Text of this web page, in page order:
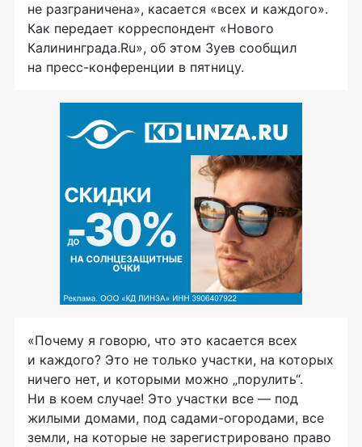
не разграничена», касается «всех и каждого».
Как передает корреспондент «Нового
Калининграда.Ru», об этом Зуев сообщил
на пресс-конференции в пятницу.
«Почему я говорю, что это касается всех
и каждого? Это не только участки, на которых
ничего нет, и которыми можно „порулить“.
Ни в коем случае! Это участки все — под
жилыми домами, под садами-огородами, все
земли, на которые не зарегистрировано право